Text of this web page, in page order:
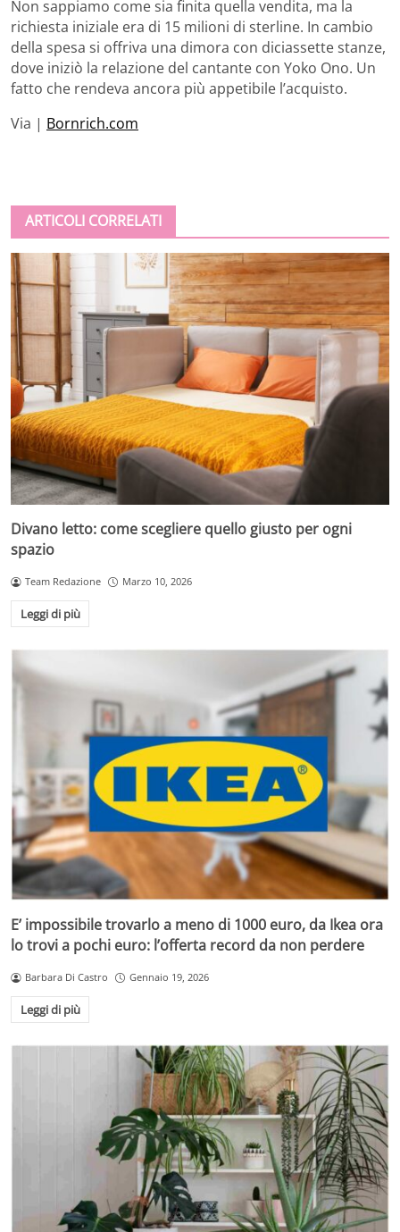
Non sappiamo come sia finita quella vendita, ma la
richiesta iniziale era di 15 milioni di sterline. In cambio
della spesa si offriva una dimora con diciassette stanze,
dove iniziò la relazione del cantante con Yoko Ono. Un
fatto che rendeva ancora più appetibile l’acquisto.
Via | Bornrich.com
ARTICOLI CORRELATI
Divano letto: come scegliere quello giusto per ogni
spazio
Team Redazione Marzo 10, 2026
Leggi di più
E’ impossibile trovarlo a meno di 1000 euro, da Ikea ora
lo trovi a pochi euro: l’offerta record da non perdere
Barbara Di Castro Gennaio 19, 2026
Leggi di più